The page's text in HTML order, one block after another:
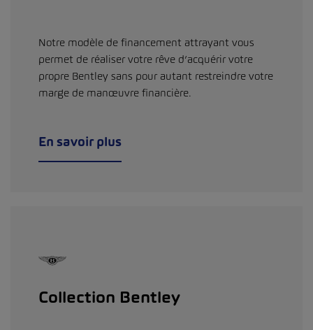
Notre modèle de financement attrayant vous
permet de réaliser votre rêve d’acquérir votre
propre Bentley sans pour autant restreindre votre
marge de manœuvre financière.
En savoir plus
Collection Bentley